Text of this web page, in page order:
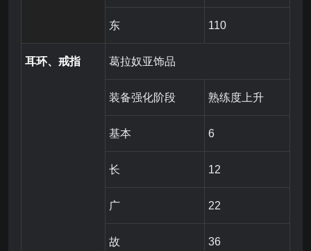
东 110
耳环、戒指 葛拉奴亚饰品
装备强化阶段 熟练度上升
基本 6
长 12
广 22
故 36